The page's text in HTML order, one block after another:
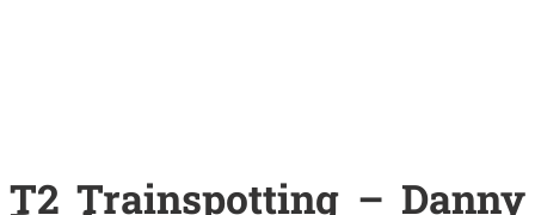
T2 Trainspotting – Danny